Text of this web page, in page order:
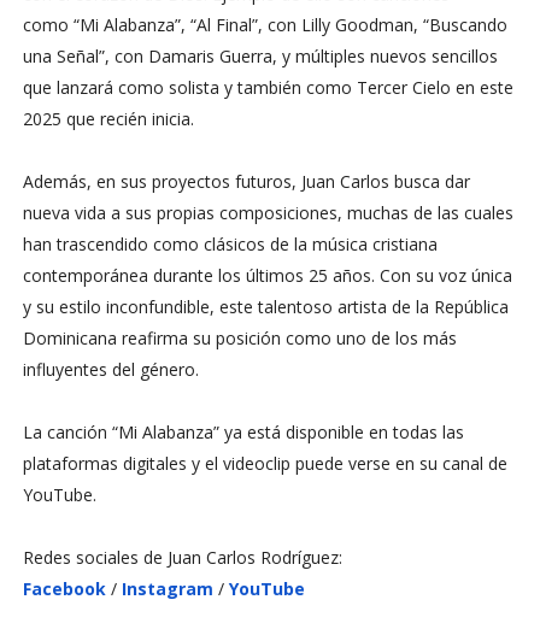
como “Mi Alabanza”, “Al Final”, con Lilly Goodman, “Buscando
una Señal”, con Damaris Guerra, y múltiples nuevos sencillos
que lanzará como solista y también como Tercer Cielo en este
2025 que recién inicia.
Además, en sus proyectos futuros, Juan Carlos busca dar
nueva vida a sus propias composiciones, muchas de las cuales
han trascendido como clásicos de la música cristiana
contemporánea durante los últimos 25 años. Con su voz única
y su estilo inconfundible, este talentoso artista de la República
Dominicana reafirma su posición como uno de los más
influyentes del género.
La canción “Mi Alabanza” ya está disponible en todas las
plataformas digitales y el videoclip puede verse en su canal de
YouTube.
Redes sociales de Juan Carlos Rodríguez:
Facebook / Instagram / YouTube